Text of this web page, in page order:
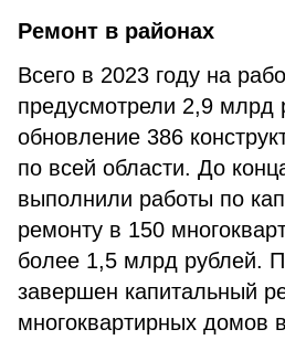
Ремонт в районах
Всего в 2023 году на
предусмотрели 2,9 млрд
обновление 386
по всей области. До
выполнили работы по
ремонту в 150
более 1,5 млрд рублей.
завершен капитальный
многоквартирных домов